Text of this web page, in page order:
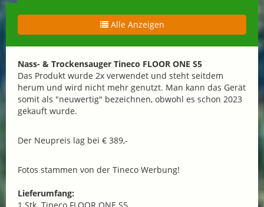
Alle Anzeigen
Nass- & Trockensauger Tineco FLOOR ONE S5
Das Produkt wurde 2x verwendet und steht seitdem
herum und wird nicht mehr genutzt. Man kann das Gerät
somit als "neuwertig" bezeichnen, obwohl es schon 2023
gekauft wurde.
Der Neupreis lag bei € 389,-
Fotos stammen von der Tineco Werbung!
Lieferumfang:
1 Stk. Tineco FLOOR ONE S5